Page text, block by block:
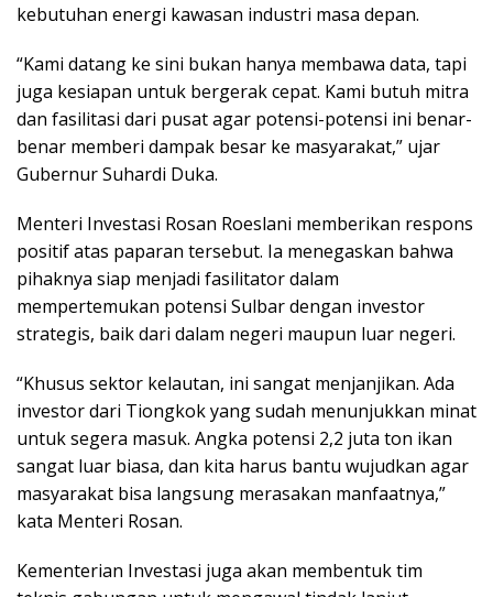
kebutuhan energi kawasan industri masa depan.
“Kami datang ke sini bukan hanya membawa data, tapi
juga kesiapan untuk bergerak cepat. Kami butuh mitra
dan fasilitasi dari pusat agar potensi-potensi ini benar-
benar memberi dampak besar ke masyarakat,” ujar
Gubernur Suhardi Duka.
Menteri Investasi Rosan Roeslani memberikan respons
positif atas paparan tersebut. Ia menegaskan bahwa
pihaknya siap menjadi fasilitator dalam
mempertemukan potensi Sulbar dengan investor
strategis, baik dari dalam negeri maupun luar negeri.
“Khusus sektor kelautan, ini sangat menjanjikan. Ada
investor dari Tiongkok yang sudah menunjukkan minat
untuk segera masuk. Angka potensi 2,2 juta ton ikan
sangat luar biasa, dan kita harus bantu wujudkan agar
masyarakat bisa langsung merasakan manfaatnya,”
kata Menteri Rosan.
Kementerian Investasi juga akan membentuk tim